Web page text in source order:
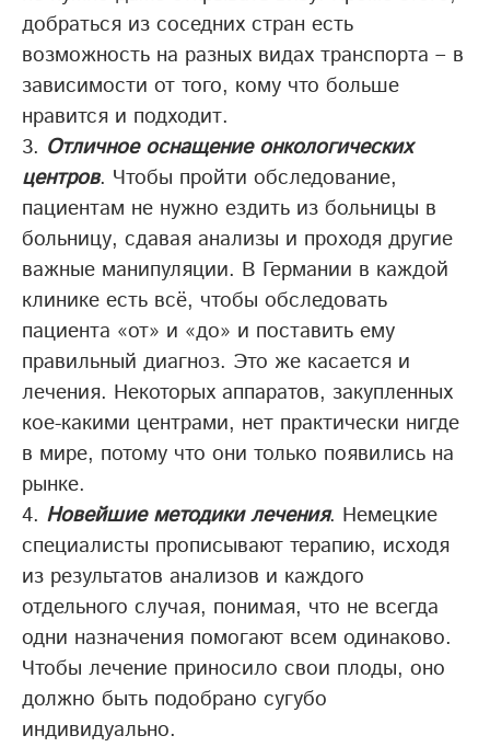
добраться из соседних стран есть
возможность на разных видах транспорта – в
зависимости от того, кому что больше
нравится и подходит.
Отличное оснащение онкологических
центров. Чтобы пройти обследование,
пациентам не нужно ездить из больницы в
больницу, сдавая анализы и проходя другие
важные манипуляции. В Германии в каждой
клинике есть всё, чтобы обследовать
пациента «от» и «до» и поставить ему
правильный диагноз. Это же касается и
лечения. Некоторых аппаратов, закупленных
кое-какими центрами, нет практически нигде
в мире, потому что они только появились на
рынке.
Новейшие методики лечения. Немецкие
специалисты прописывают терапию, исходя
из результатов анализов и каждого
отдельного случая, понимая, что не всегда
одни назначения помогают всем одинаково.
Чтобы лечение приносило свои плоды, оно
должно быть подобрано сугубо
индивидуально.